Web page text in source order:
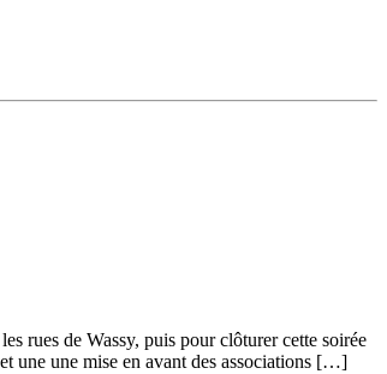
rues de Wassy, puis pour clôturer cette soirée
une une mise en avant des associations […]